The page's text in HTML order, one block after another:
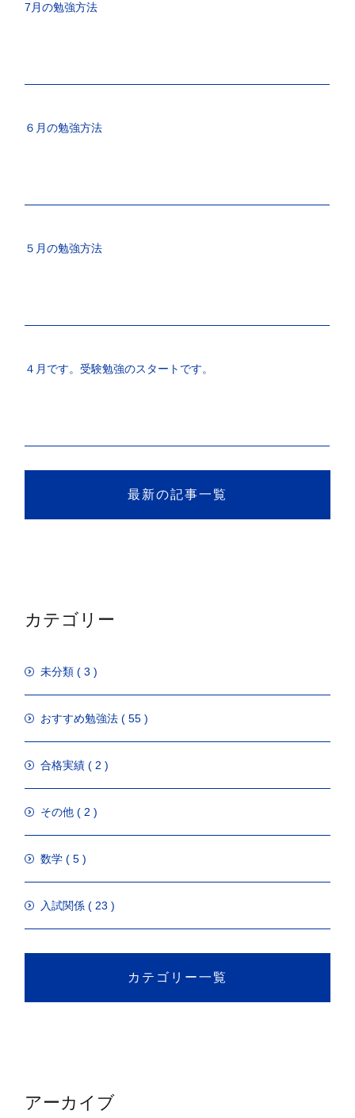
7月の勉強方法
６月の勉強方法
５月の勉強方法
４月です。受験勉強のスタートです。
最新の記事一覧
カテゴリー
未分類 ( 3 )
おすすめ勉強法 ( 55 )
合格実績 ( 2 )
その他 ( 2 )
数学 ( 5 )
入試関係 ( 23 )
カテゴリー一覧
アーカイブ